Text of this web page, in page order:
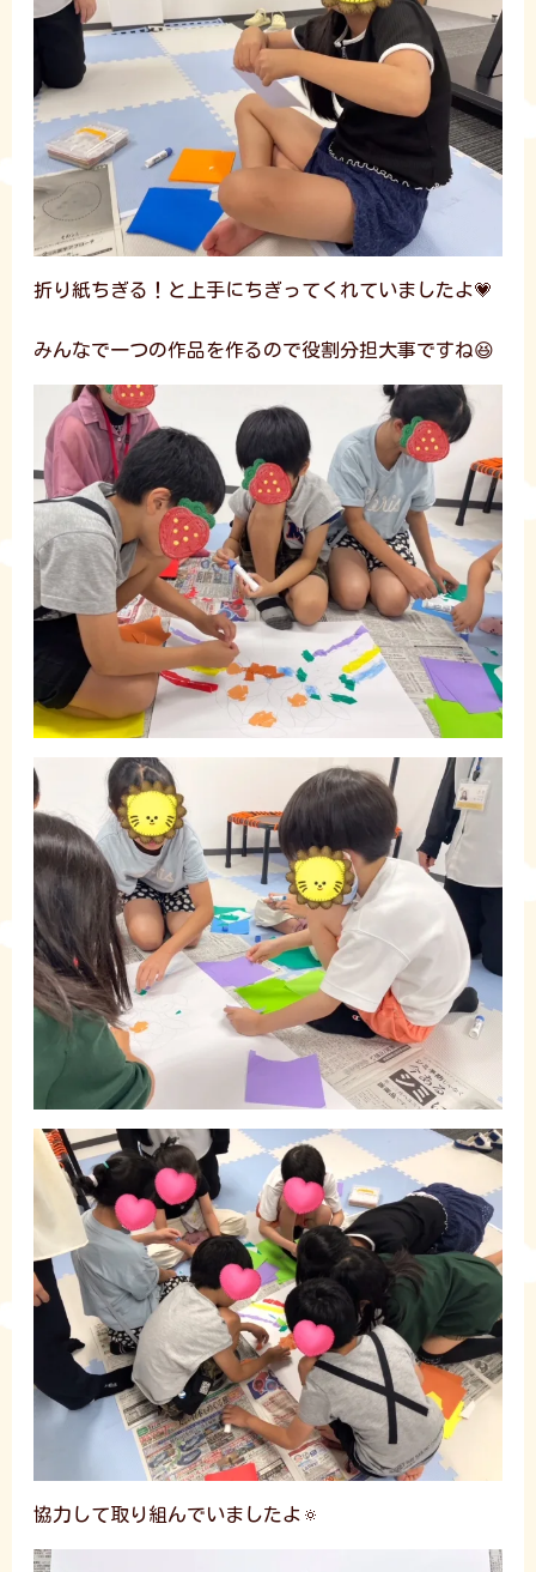
折り紙ちぎる！と上手にちぎってくれていましたよ💗
みんなで一つの作品を作るので役割分担大事ですね😆
協力して取り組んでいましたよ🔅